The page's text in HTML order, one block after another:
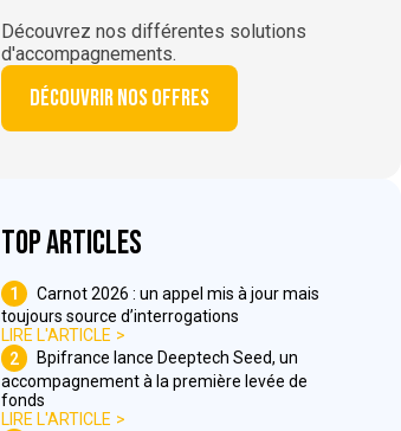
Découvrez nos différentes solutions
d'accompagnements.
Découvrir nos offres
Top articles
1
Carnot 2026 : un appel mis à jour mais
toujours source d’interrogations
LIRE L'ARTICLE
2
Bpifrance lance Deeptech Seed, un
accompagnement à la première levée de
fonds
LIRE L'ARTICLE